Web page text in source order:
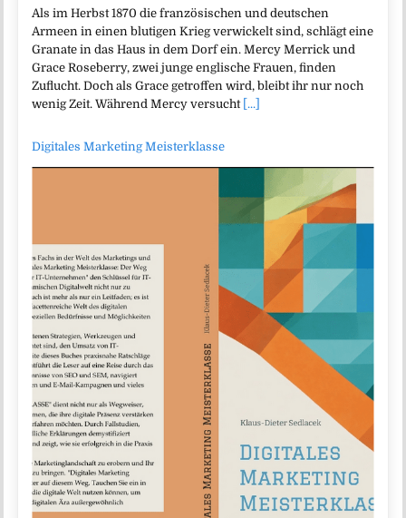
Als im Herbst 1870 die französischen und deutschen
Armeen in einen blutigen Krieg verwickelt sind, schlägt eine
Granate in das Haus in dem Dorf ein. Mercy Merrick und
Grace Roseberry, zwei junge englische Frauen, finden
Zuflucht. Doch als Grace getroffen wird, bleibt ihr nur noch
wenig Zeit. Während Mercy versucht [...]
Digitales Marketing Meisterklasse